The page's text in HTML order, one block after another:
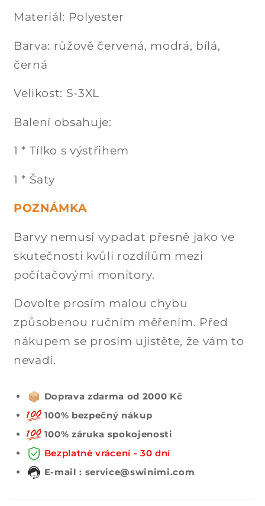
Materiál: Polyester
Barva: růžově červená, modrá, bílá,
černá
Velikost: S-3XL
Balení obsahuje:
1 * Tílko s výstřihem
1 * Šaty
POZNÁMKA
Barvy nemusí vypadat přesně jako ve
skutečnosti kvůli rozdílům mezi
počítačovými monitory.
Dovolte prosím malou chybu
způsobenou ručním měřením. Před
nákupem se prosím ujistěte, že vám to
nevadí.
Doprava zdarma od 2000 Kč
100% bezpečný nákup
100% záruka spokojenosti
Bezplatné vrácení - 30 dní
E-mail : service@swinimi.com